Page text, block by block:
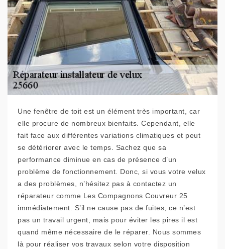
Une fenêtre de toit est un élément très important, car
elle procure de nombreux bienfaits. Cependant, elle
fait face aux différentes variations climatiques et peut
se détériorer avec le temps. Sachez que sa
performance diminue en cas de présence d’un
problème de fonctionnement. Donc, si vous votre velux
a des problèmes, n’hésitez pas à contactez un
réparateur comme Les Compagnons Couvreur 25
immédiatement. S’il ne cause pas de fuites, ce n’est
pas un travail urgent, mais pour éviter les pires il est
quand même nécessaire de le réparer. Nous sommes
là pour réaliser vos travaux selon votre disposition